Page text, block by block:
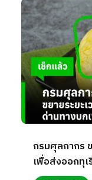
กรมศุลกากร
เพื่อส่งออกทุ